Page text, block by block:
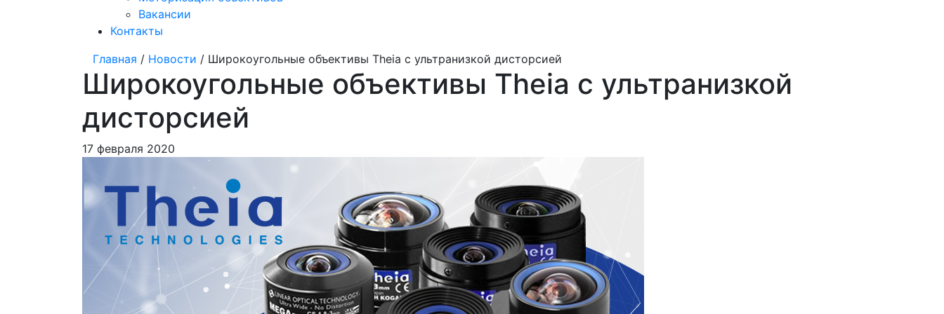
Вакансии
Контакты
Главная / Новости / Широкоугольные объективы Theia с ультранизкой дисторсией
Широкоугольные объективы Theia с ультранизкой
дисторсией
17 февраля 2020